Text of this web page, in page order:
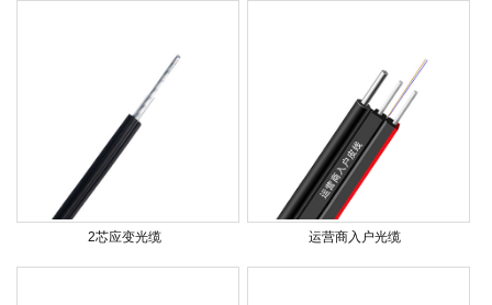
2芯应变光缆 运营商入户光缆